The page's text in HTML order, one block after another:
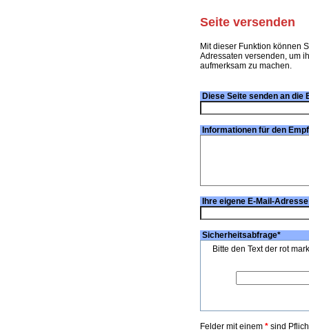
Seite versenden
Mit dieser Funktion können
Adressaten versenden, um
aufmerksam zu machen.
Diese Seite senden an die
Informationen für den
Ihre eigene E-Mail-
Sicherheitsabfrage*
Bitte den Text der rot
Felder mit einem * sind